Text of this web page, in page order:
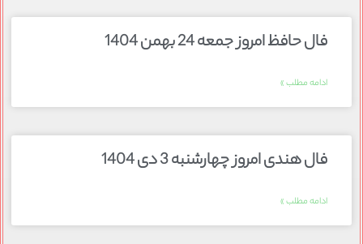
فال حافظ امروز جمعه 24 بهمن 1404
ادامه مطلب »
فال هندی امروز چهارشنبه 3 دی 1404
ادامه مطلب »